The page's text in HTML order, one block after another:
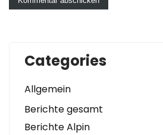
Categories
Allgemein
Berichte gesamt
Berichte Alpin